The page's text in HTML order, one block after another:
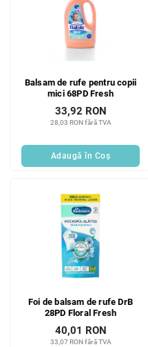
Balsam de rufe pentru copii
mici 68PD Fresh
28,03 RON fără TVA
33,92 RON
Adaugă în Coş
Foi de balsam de rufe DrB
28PD Floral Fresh
33,07 RON fără TVA
40,01 RON